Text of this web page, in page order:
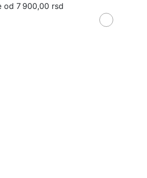
od 7 900,00 rsd